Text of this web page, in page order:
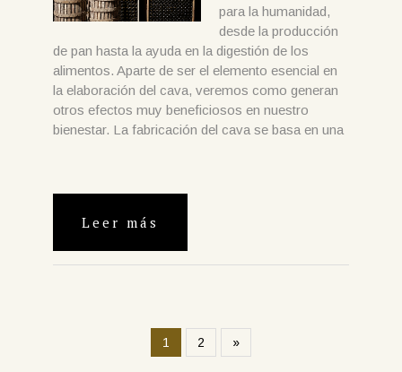
para la humanidad,
desde la producción
de pan hasta la ayuda en la digestión de los
alimentos. Aparte de ser el elemento esencial en
la elaboración del cava, veremos como generan
otros efectos muy beneficiosos en nuestro
bienestar. La fabricación del cava se basa en una
Leer más
1 2 »